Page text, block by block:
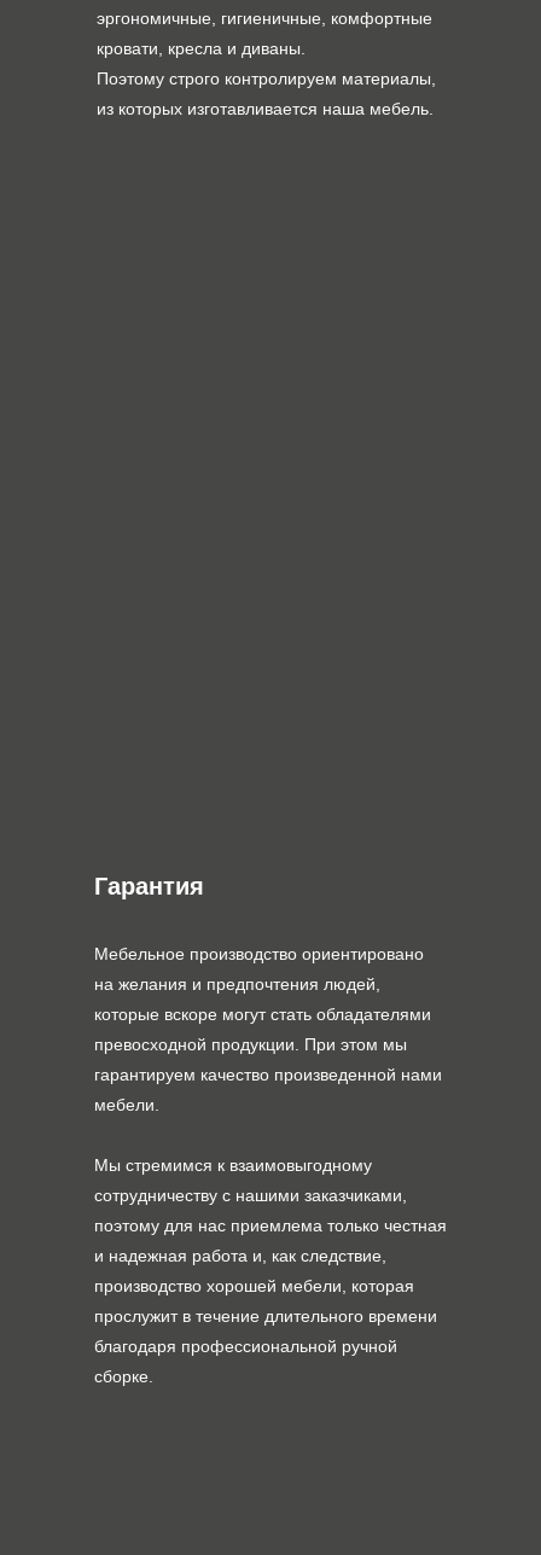
эргономичные, гигиеничные, комфортные
кровати, кресла и диваны.
Поэтому строго контролируем материалы,
из которых изготавливается наша мебель.
Мебельное производство ориентировано
на желания и предпочтения людей,
которые вскоре могут стать обладателями
превосходной продукции. При этом мы
гарантируем качество произведенной нами
мебели.
Мы стремимся к взаимовыгодному
сотрудничеству с нашими заказчиками,
поэтому для нас приемлема только честная
и надежная работа и, как следствие,
производство хорошей мебели, которая
прослужит в течение длительного времени
благодаря профессиональной ручной
сборке.
Гарантия